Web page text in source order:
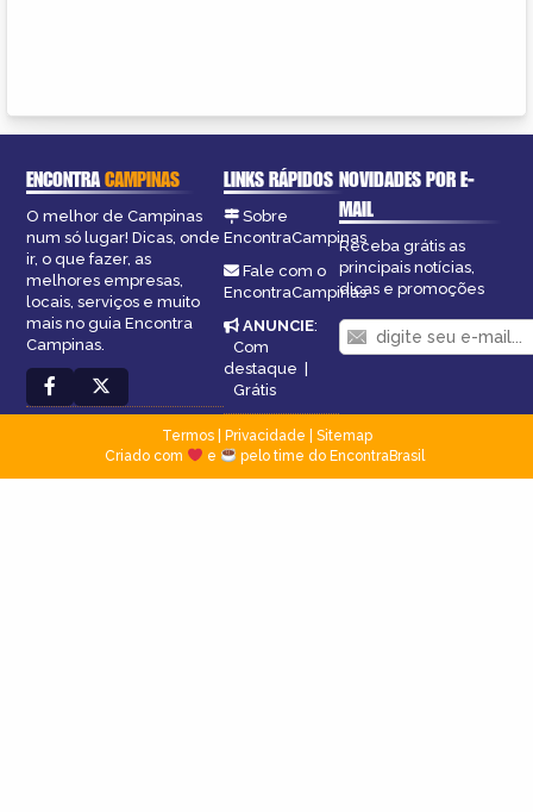
ENCONTRACAMPINAS
O melhor de Campinas
num só lugar! Dicas, onde
ir, o que fazer, as
melhores empresas,
locais, serviços e muito
mais no guia Encontra
Campinas.
LINKS RÁPIDOS
Sobre
EncontraCampinas
Fale com o
EncontraCampinas
ANUNCIE:
Com
destaque |
Grátis
NOVIDADES POR E-
MAIL
Receba grátis as
principais notícias,
dicas e promoções
Termos| Privacidade
Sitemap
Criado com
e pelo time do EncontraBrasil